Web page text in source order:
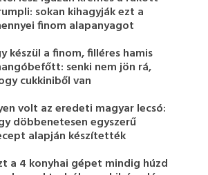
sokan kihagyják ezt a
finom alapanyagot
készül a finom, filléres hamis
senki nem jön rá,
cukkiniből van
volt az eredeti magyar lecsó:
döbbenetesen egyszerű
alapján készítették
a 4 konyhai gépet mindig húzd